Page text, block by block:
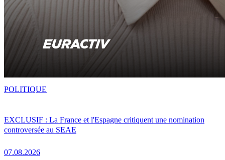
EXCLUSIF : La France et l'Espagne critiquent une nomination
controversée au SEAE
07.08.2026
POLITIQUE